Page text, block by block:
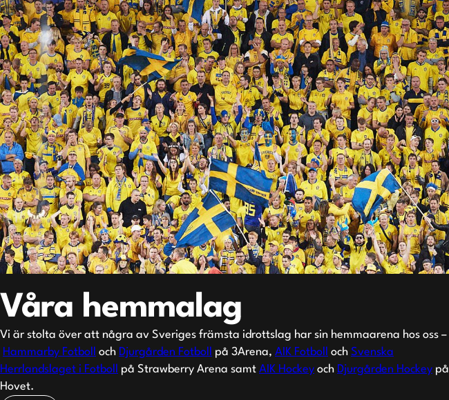
Våra hemmalag
Vi är stolta över att några av Sveriges främsta idrottslag har sin hemmaarena hos oss –
Hammarby Fotboll
och Djurgården Fotboll på 3Arena, AIK Fotboll och Svenska
Herrlandslaget i Fotboll
på Strawberry Arena samt AIK Hockey och Djurgården Hockey på
Hovet.